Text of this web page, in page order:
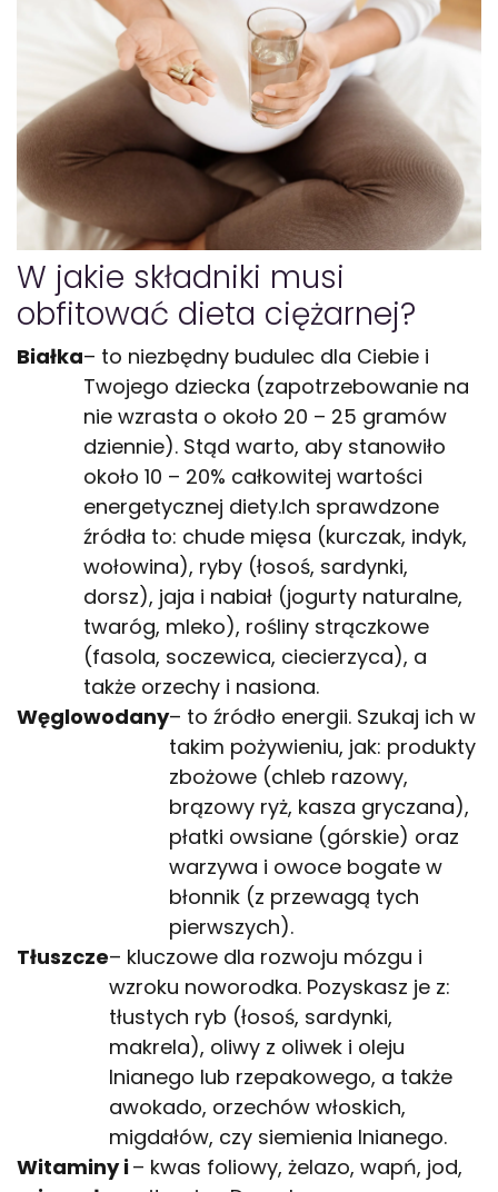
W jakie składniki musi
obfitować dieta ciężarnej?
Białka– to niezbędny budulec dla Ciebie i
Twojego dziecka (zapotrzebowanie na
nie wzrasta o około 20 – 25 gramów
dziennie). Stąd warto, aby stanowiło
około 10 – 20% całkowitej wartości
energetycznej diety.Ich sprawdzone
źródła to: chude mięsa (kurczak, indyk,
wołowina), ryby (łosoś, sardynki,
dorsz), jaja i nabiał (jogurty naturalne,
twaróg, mleko), rośliny strączkowe
(fasola, soczewica, ciecierzyca), a
także orzechy i nasiona.
Węglowodany– to źródło energii. Szukaj ich w
takim pożywieniu, jak: produkty
zbożowe (chleb razowy,
brązowy ryż, kasza gryczana),
płatki owsiane (górskie) oraz
warzywa i owoce bogate w
błonnik (z przewagą tych
pierwszych).
Tłuszcze– kluczowe dla rozwoju mózgu i
wzroku noworodka. Pozyskasz je z:
tłustych ryb (łosoś, sardynki,
makrela), oliwy z oliwek i oleju
lnianego lub rzepakowego, a także
awokado, orzechów włoskich,
migdałów, czy siemienia lnianego.
Witaminy i– kwas foliowy, żelazo, wapń, jod,